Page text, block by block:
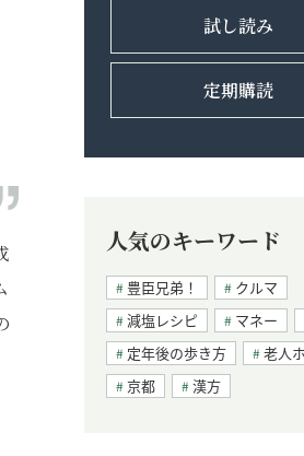
試し読み
定期購読
人気のキーワード
豊臣兄弟！
クルマ
減塩レシピ
マネー
定年後の歩き方
老人
京都
漢方